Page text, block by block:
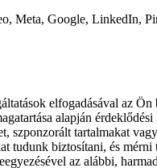
Meta, Google, LinkedIn,
elfogadásával az Ön
alapján
szponzorált tartalmakat
tudunk biztosítani, és mérni
az alábbi,